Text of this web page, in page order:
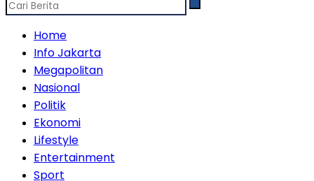
Home
Info Jakarta
Megapolitan
Nasional
Politik
Ekonomi
Lifestyle
Entertainment
Sport